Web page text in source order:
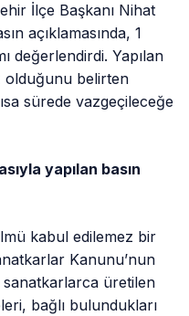
İlçe Başkanı Nihat
açıklamasında, 1
değerlendirdi. Yapılan
olduğunu belirten
sürede vazgeçileceğe
yapılan basın
kabul edilemez bir
Kanunu’nun
sanatkarlarca üretilen
bağlı bulundukları